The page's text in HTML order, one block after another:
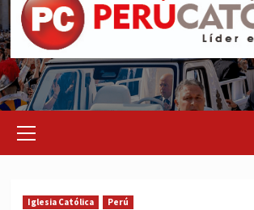
Menu
Iglesia Católica Perú